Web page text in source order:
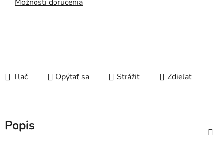
Možnosti doručenia
Tlač Opýtať sa Strážiť Zdieľať
Popis